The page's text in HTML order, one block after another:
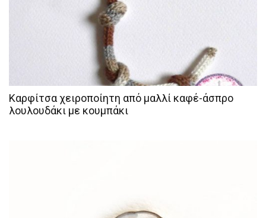
Καρφίτσα χειροποίητη από μαλλί καφέ-άσπρο
λουλουδάκι με κουμπάκι